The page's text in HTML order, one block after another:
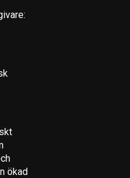
öppna i Danmark
potentiella konkurrensen
på Danmark. Ju fler
Om de ser
systemet i Danmark är
vara många fler
att driva börs, säger
ökad